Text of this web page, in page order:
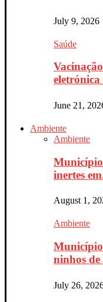
July 9, 2026
Saúde
June 21,
Ambiente
Ambiente
inertes
August 1,
Ambiente
Município
ninhos de
July 26,